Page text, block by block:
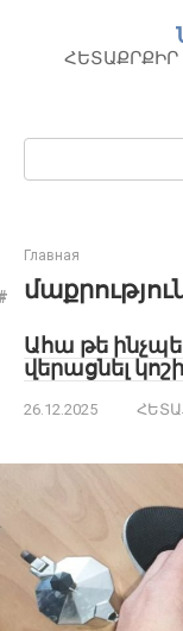
контенту
Поиск:
Главная
Ահա թե
վերացնել
26.12.2025